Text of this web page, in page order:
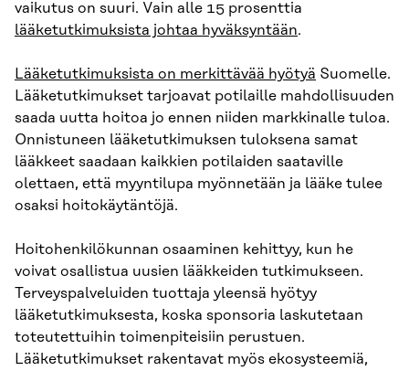
vaikutus on suuri. Vain alle 15 prosenttia
lääketutkimuksista johtaa hyväksyntään.
Lääketutkimuksista on merkittävää hyötyä Suomelle.
Lääketutkimukset tarjoavat potilaille mahdollisuuden
saada uutta hoitoa jo ennen niiden markkinalle tuloa.
Onnistuneen lääketutkimuksen tuloksena samat
lääkkeet saadaan kaikkien potilaiden saataville
olettaen, että myyntilupa myönnetään ja lääke tulee
osaksi hoitokäytäntöjä.
Hoitohenkilökunnan osaaminen kehittyy, kun he
voivat osallistua uusien lääkkeiden tutkimukseen.
Terveyspalveluiden tuottaja yleensä hyötyy
lääketutkimuksesta, koska sponsoria laskutetaan
toteutettuihin toimenpiteisiin perustuen.
Lääketutkimukset rakentavat myös ekosysteemiä,